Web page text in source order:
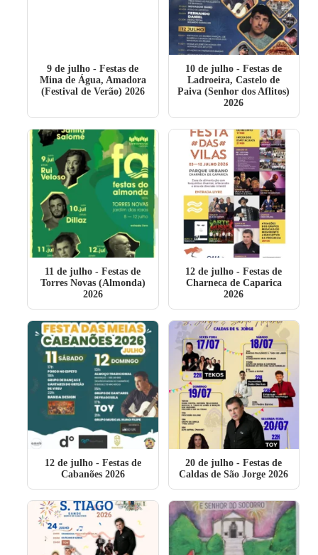
9 de julho - Festas de
Mina de Água, Amadora
(Festival de Verão) 2026
10 de julho - Festas de
Ladroeira, Castelo de
Paiva (Senhor dos Aflitos)
2026
11 de julho - Festas de
Torres Novas (Almonda)
2026
12 de julho - Festas de
Charneca de Caparica
2026
12 de julho- Festas de
Cabanões 2026
20 de julho - Festas de
Caldas de São Jorge 2026